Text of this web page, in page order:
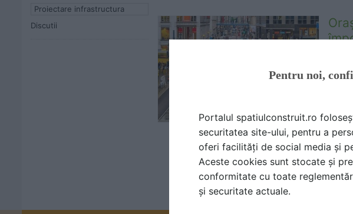
Proiectare infrastructura
Discutii
Asa
Pentru noi,
Portalul spatiulconstruit.ro
securitatea site-ului, pentru a
oferi facilități de social media și
Aceste cookies sunt stocate și
conformitate cu toate
și securitate actuale.